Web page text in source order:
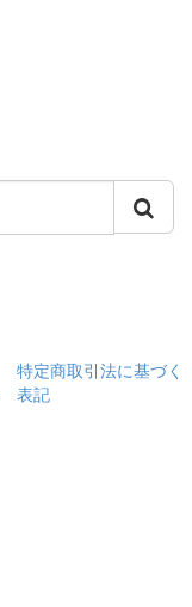
特定商取引法に基づく
表記